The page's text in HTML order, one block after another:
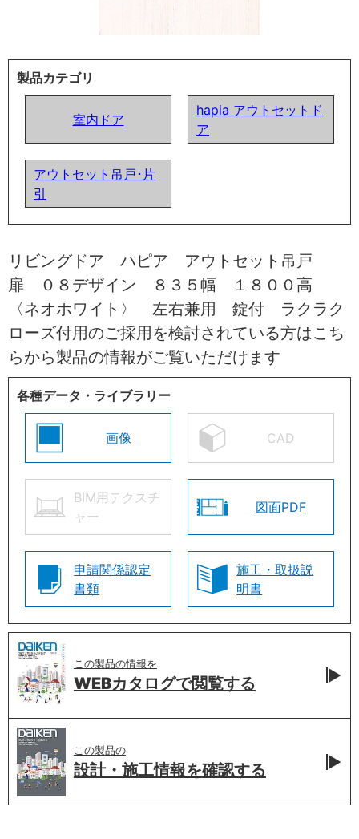
製品カテゴリ
室内ドア
hapia アウトセットド
ア
アウトセット吊戸･片
引
リビングドア ハピア アウトセット吊戸
扉 ０８デザイン ８３５幅 １８００高
〈ネオホワイト〉 左右兼用 錠付 ラクラク
ローズ付用のご採用を検討されている方はこち
らから製品の情報がご覧いただけます
各種データ・ライブラリー
画像 CAD
BIM用テクスチ
ャー
図面PDF
申請関係認定
書類
施工・取扱説
明書
この製品の情報を
WEBカタログで閲覧する
この製品の
設計・施工情報を確認する